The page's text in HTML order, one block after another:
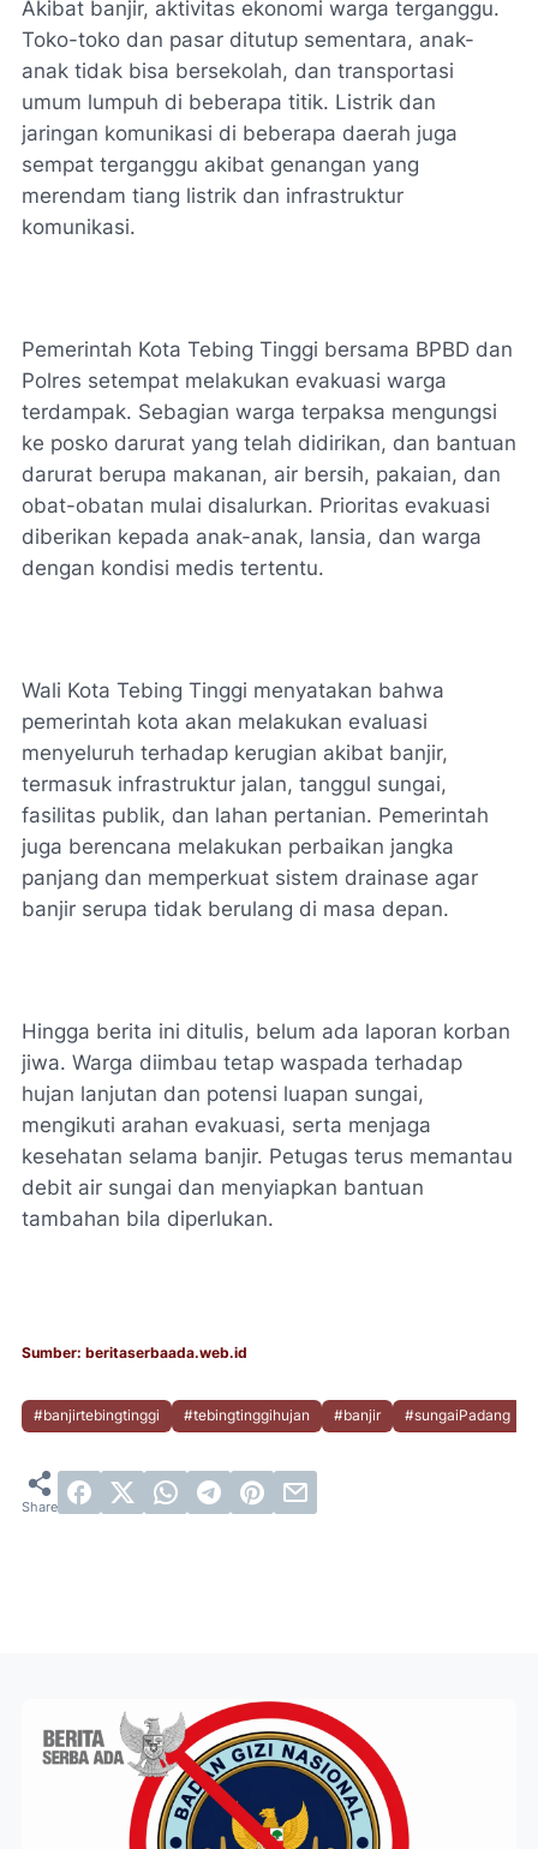
Akibat banjir, aktivitas ekonomi warga terganggu.
Toko-toko dan pasar ditutup sementara, anak-
anak tidak bisa bersekolah, dan transportasi
umum lumpuh di beberapa titik. Listrik dan
jaringan komunikasi di beberapa daerah juga
sempat terganggu akibat genangan yang
merendam tiang listrik dan infrastruktur
komunikasi.
Pemerintah Kota Tebing Tinggi bersama BPBD dan
Polres setempat melakukan evakuasi warga
terdampak. Sebagian warga terpaksa mengungsi
ke posko darurat yang telah didirikan, dan bantuan
darurat berupa makanan, air bersih, pakaian, dan
obat-obatan mulai disalurkan. Prioritas evakuasi
diberikan kepada anak-anak, lansia, dan warga
dengan kondisi medis tertentu.
Wali Kota Tebing Tinggi menyatakan bahwa
pemerintah kota akan melakukan evaluasi
menyeluruh terhadap kerugian akibat banjir,
termasuk infrastruktur jalan, tanggul sungai,
fasilitas publik, dan lahan pertanian. Pemerintah
juga berencana melakukan perbaikan jangka
panjang dan memperkuat sistem drainase agar
banjir serupa tidak berulang di masa depan.
Hingga berita ini ditulis, belum ada laporan korban
jiwa. Warga diimbau tetap waspada terhadap
hujan lanjutan dan potensi luapan sungai,
mengikuti arahan evakuasi, serta menjaga
kesehatan selama banjir. Petugas terus memantau
debit air sungai dan menyiapkan bantuan
tambahan bila diperlukan.
Sumber: beritaserbaada.web.id
#banjirtebingtinggi #tebingtinggihujan #banjir #sungaiPadang